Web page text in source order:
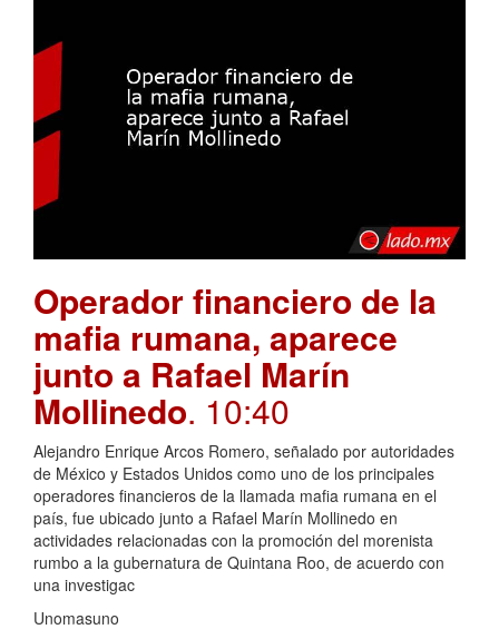
Operador financiero de la
mafia rumana, aparece
junto a Rafael Marín
Mollinedo. 10:40
Alejandro Enrique Arcos Romero, señalado por autoridades
de México y Estados Unidos como uno de los principales
operadores financieros de la llamada mafia rumana en el
país, fue ubicado junto a Rafael Marín Mollinedo en
actividades relacionadas con la promoción del morenista
rumbo a la gubernatura de Quintana Roo, de acuerdo con
una investigac
Unomasuno